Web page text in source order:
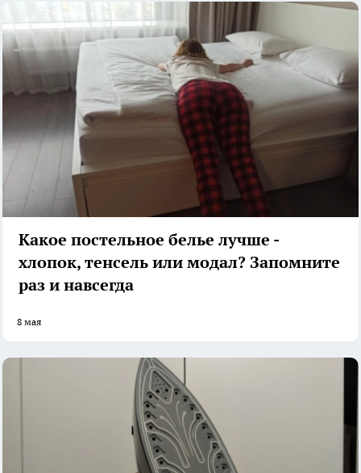
Какое постельное белье лучше -
хлопок, тенсель или модал? Запомните
раз и навсегда
8 мая